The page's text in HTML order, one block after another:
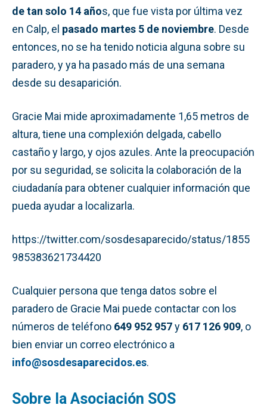
de tan solo 14 años, que fue vista por última vez
en Calp, el pasado martes 5 de noviembre. Desde
entonces, no se ha tenido noticia alguna sobre su
paradero, y ya ha pasado más de una semana
desde su desaparición.
Gracie Mai mide aproximadamente 1,65 metros de
altura, tiene una complexión delgada, cabello
castaño y largo, y ojos azules. Ante la preocupación
por su seguridad, se solicita la colaboración de la
ciudadanía para obtener cualquier información que
pueda ayudar a localizarla.
https://twitter.com/sosdesaparecido/status/1855
985383621734420
Cualquier persona que tenga datos sobre el
paradero de Gracie Mai puede contactar con los
números de teléfono 649 952 957y 617 126 909, o
bien enviar un correo electrónico a
info@sosdesaparecidos.es.
Sobre la Asociación SOS